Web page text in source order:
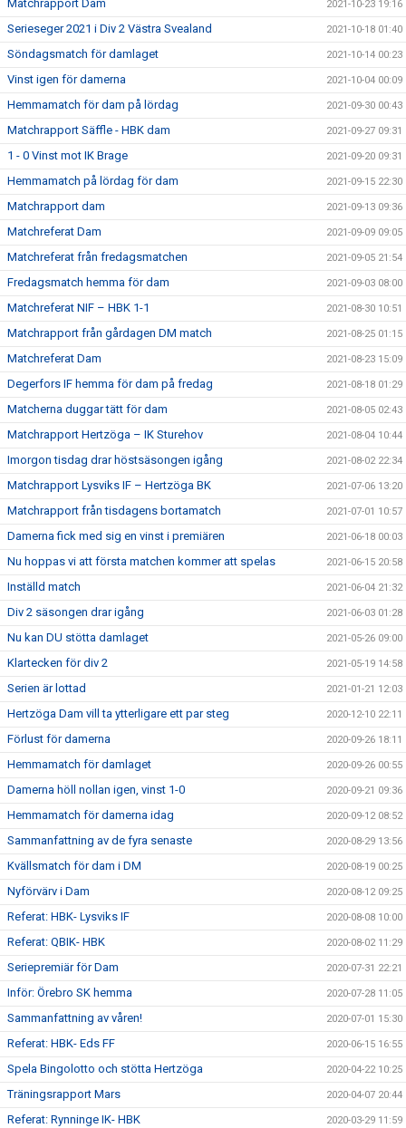
Matchrapport Dam 2021-10-23 19:16
Serieseger 2021 i Div 2 Västra Svealand 2021-10-18 01:40
Söndagsmatch för damlaget 2021-10-14 00:23
Vinst igen för damerna 2021-10-04 00:09
Hemmamatch för dam på lördag 2021-09-30 00:43
Matchrapport Säffle - HBK dam 2021-09-27 09:31
1 - 0 Vinst mot IK Brage 2021-09-20 09:31
Hemmamatch på lördag för dam 2021-09-15 22:30
Matchrapport dam 2021-09-13 09:36
Matchreferat Dam 2021-09-09 09:05
Matchreferat från fredagsmatchen 2021-09-05 21:54
Fredagsmatch hemma för dam 2021-09-03 08:00
Matchreferat NIF – HBK 1-1 2021-08-30 10:51
Matchrapport från gårdagen DM match 2021-08-25 01:15
Matchreferat Dam 2021-08-23 15:09
Degerfors IF hemma för dam på fredag 2021-08-18 01:29
Matcherna duggar tätt för dam 2021-08-05 02:43
Matchrapport Hertzöga – IK Sturehov 2021-08-04 10:44
Imorgon tisdag drar höstsäsongen igång 2021-08-02 22:34
Matchrapport Lysviks IF – Hertzöga BK 2021-07-06 13:20
Matchrapport från tisdagens bortamatch 2021-07-01 10:57
Damerna fick med sig en vinst i premiären 2021-06-18 00:03
Nu hoppas vi att första matchen kommer att spelas 2021-06-15 20:58
Inställd match 2021-06-04 21:32
Div 2 säsongen drar igång 2021-06-03 01:28
Nu kan DU stötta damlaget 2021-05-26 09:00
Klartecken för div 2 2021-05-19 14:58
Serien är lottad 2021-01-21 12:03
Hertzöga Dam vill ta ytterligare ett par steg 2020-12-10 22:11
Förlust för damerna 2020-09-26 18:11
Hemmamatch för damlaget 2020-09-26 00:55
Damerna höll nollan igen, vinst 1-0 2020-09-21 09:36
Hemmamatch för damerna idag 2020-09-12 08:52
Sammanfattning av de fyra senaste 2020-08-29 13:56
Kvällsmatch för dam i DM 2020-08-19 00:25
Nyförvärv i Dam 2020-08-12 09:25
Referat: HBK- Lysviks IF 2020-08-08 10:00
Referat: QBIK- HBK 2020-08-02 11:29
Seriepremiär för Dam 2020-07-31 22:21
Inför: Örebro SK hemma 2020-07-28 11:05
Sammanfattning av våren! 2020-07-01 15:30
Referat: HBK- Eds FF 2020-06-15 16:55
Spela Bingolotto och stötta Hertzöga 2020-04-22 10:25
Träningsrapport Mars 2020-04-07 20:44
Referat: Rynninge IK- HBK 2020-03-29 11:59